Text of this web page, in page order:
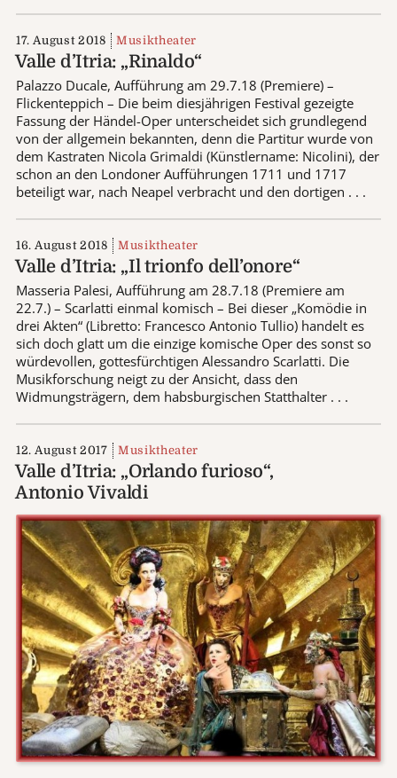
17. August 2018 Musiktheater
Valle d’Itria: „Rinaldo“
Palazzo Ducale, Aufführung am 29.7.18 (Premiere) –
Flickenteppich – Die beim diesjährigen Festival gezeigte
Fassung der Händel-Oper unterscheidet sich grundlegend
von der allgemein bekannten, denn die Partitur wurde von
dem Kastraten Nicola Grimaldi (Künstlername: Nicolini), der
schon an den Londoner Aufführungen 1711 und 1717
beteiligt war, nach Neapel verbracht und den dortigen . . .
16. August 2018 Musiktheater
Valle d’Itria: „Il trionfo dell’onore“
Masseria Palesi, Aufführung am 28.7.18 (Premiere am
22.7.) – Scarlatti einmal komisch – Bei dieser „Komödie in
drei Akten“ (Libretto: Francesco Antonio Tullio) handelt es
sich doch glatt um die einzige komische Oper des sonst so
würdevollen, gottesfürchtigen Alessandro Scarlatti. Die
Musikforschung neigt zu der Ansicht, dass den
Widmungsträgern, dem habsburgischen Statthalter . . .
12. August 2017 Musiktheater
Valle d’Itria: „Orlando furioso“,
Antonio Vivaldi